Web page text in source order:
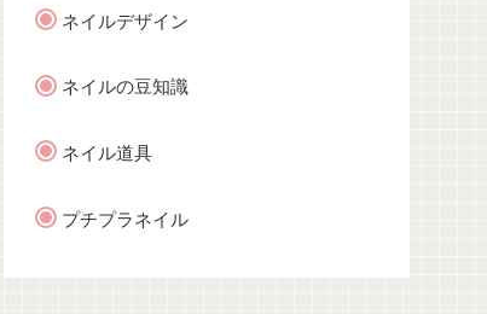
ネイルデザイン
ネイルの豆知識
ネイル道具
プチプラネイル